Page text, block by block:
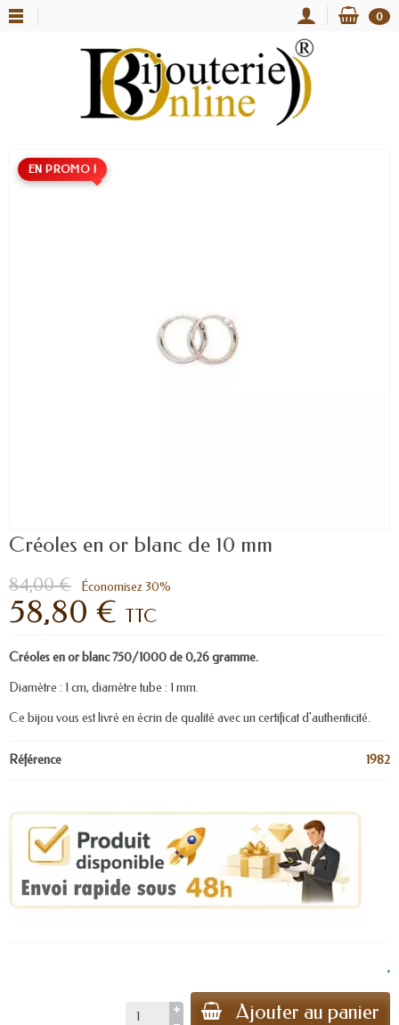
0
EN PROMO !
Créoles en or blanc de 10 mm
84,00 € Économisez 30%
58,80 € TTC
Créoles en or blanc 750/1000 de 0,26 gramme.
Diamètre : 1 cm, diamètre tube : 1 mm.
Ce bijou vous est livré en écrin de qualité avec un certificat d'authenticité.
Référence 1982
.
Ajouter au panier